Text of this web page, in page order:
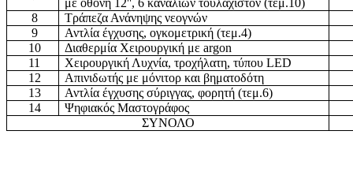
8
Τράπεζα Ανάνηψης νεογνών
9
Αντλία έγχυσης, ογκομετρική (τεμ.4)
10
Διαθερμία Χειρουργική με argon
11
Χειρουργική Λυχνία, τροχήλατη, τύπου LED
12
Απινιδωτής με μόνιτορ και βηματοδότη
13
Αντλία έγχυσης σύριγγας, φορητή (τεμ.6)
14
Ψηφιακός Μαστογράφος
ΣΥΝΟΛΟ